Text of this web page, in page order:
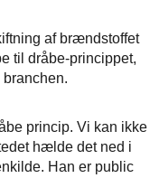
af brændstoffet
til dråbe-princippet,
princip. Vi kan ikke
hælde det ned i
Han er public